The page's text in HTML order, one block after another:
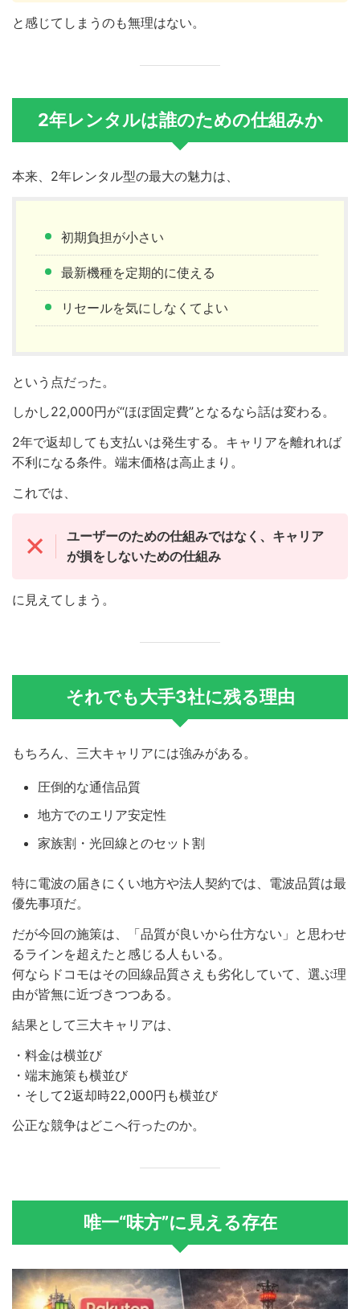
と感じてしまうのも無理はない。
2年レンタルは誰のための仕組みか
本来、2年レンタル型の最大の魅力は、
初期負担が小さい
最新機種を定期的に使える
リセールを気にしなくてよい
という点だった。
しかし22,000円が“ほぼ固定費”となるなら話は変わる。
2年で返却しても支払いは発生する。キャリアを離れれば
不利になる条件。端末価格は高止まり。
これでは、
ユーザーのための仕組みではなく、キャリア
が損をしないための仕組み
に見えてしまう。
それでも大手3社に残る理由
もちろん、三大キャリアには強みがある。
圧倒的な通信品質
地方でのエリア安定性
家族割・光回線とのセット割
特に電波の届きにくい地方や法人契約では、電波品質は最
優先事項だ。
だが今回の施策は、「品質が良いから仕方ない」と思わせ
るラインを超えたと感じる人もいる。
何ならドコモはその回線品質さえも劣化していて、選ぶ理
由が皆無に近づきつつある。
結果として三大キャリアは、
・料金は横並び
・端末施策も横並び
・そして2返却時22,000円も横並び
公正な競争はどこへ行ったのか。
唯一“味方”に見える存在